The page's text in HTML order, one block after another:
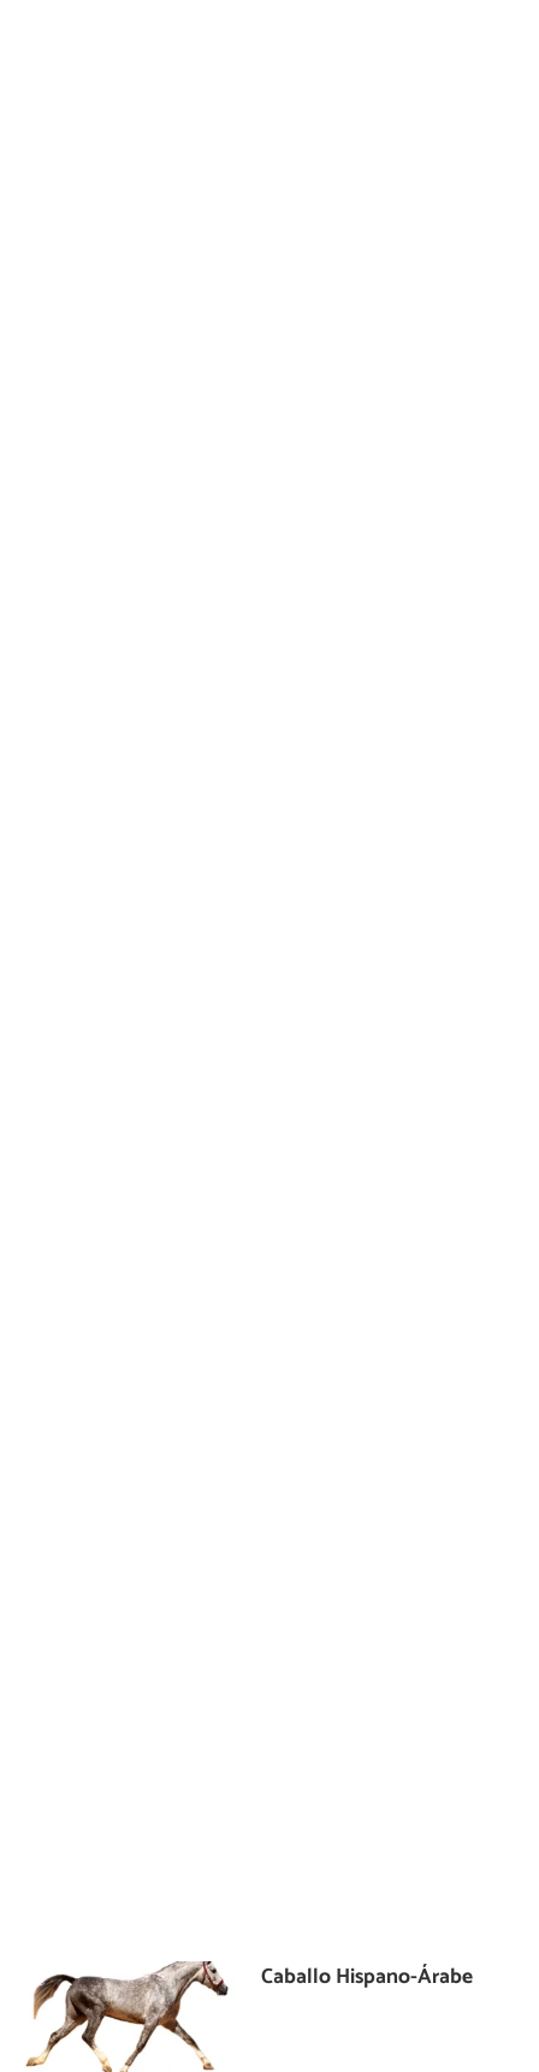
Caballo Hispano-Árabe